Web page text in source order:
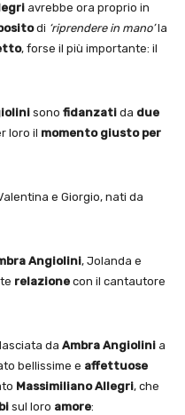
avrebbe ora proprio in
di ‘riprendere in mano’la
, forse il più importante: il
sono fidanzati da due
loro il momento giusto per
e Giorgio, nati da
Angiolini, Jolanda e
relazione con il cantautore
da Ambra Angiolini a
bellissime e affettuose
Massimiliano Allegri, che
sul loro amore: